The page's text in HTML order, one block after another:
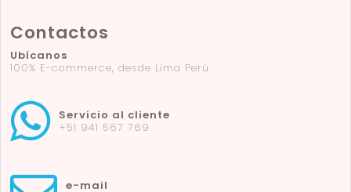
Contactos
Ubícanos
100% E-commerce, desde Lima Perú
Servicio al cliente
+51 941 567 769
e-mail